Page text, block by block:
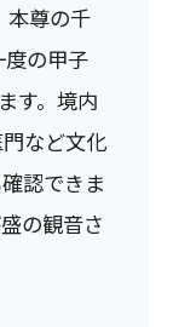
本尊の千
の甲子
す。境内
など文化
認できま
の観音さ